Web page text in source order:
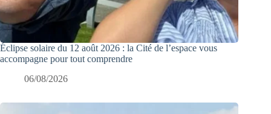
Éclipse solaire du 12 août 2026 : la Cité de l’espace vous
accompagne pour tout comprendre
06/08/2026